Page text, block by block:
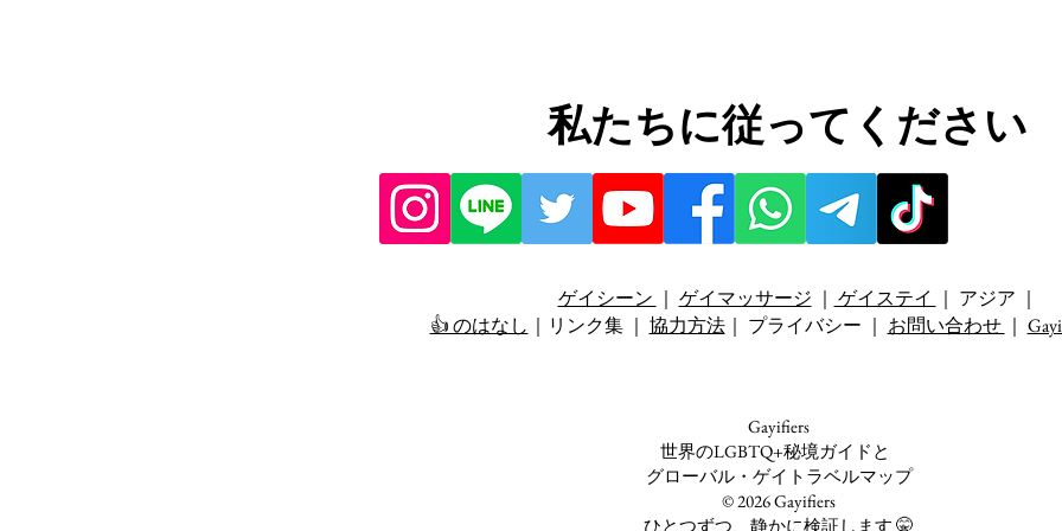
私たちに従ってください
ゲイシーン ｜ ゲイマッサージ ｜ ゲイステイ
｜ アジア ｜
👍 のはなし ｜リンク集 ｜ 協力方法｜ プライバシー ｜ お問い合わせ ｜
Gayifiers
世界のLGBTQ+秘境ガイドと
グローバル・ゲイトラベルマップ
© 2026 Gayifiers
ひとつずつ、静かに検証します 🤫